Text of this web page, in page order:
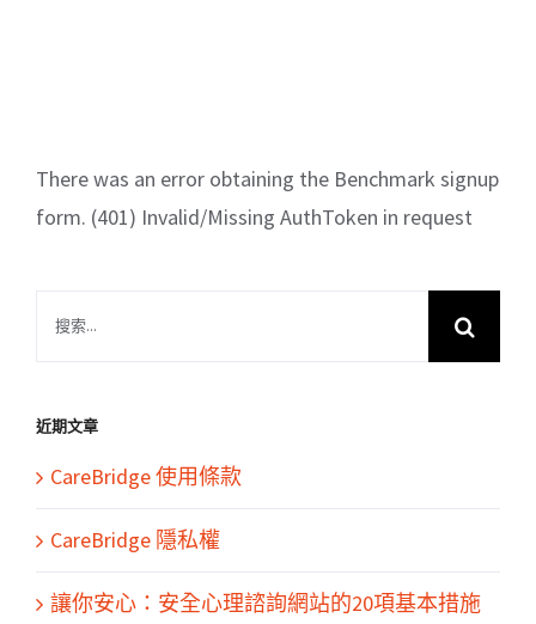
There was an error obtaining the Benchmark signup
form. (401) Invalid/Missing AuthToken in request
果：
近期文章
CareBridge 使用條款
CareBridge 隱私權
讓你安心：安全心理諮詢網站的20項基本措施